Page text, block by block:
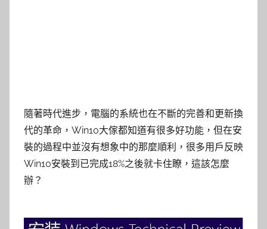
隨著時代進步，電腦的系統也在不斷的完善和更新換
代的革命，Win10大傢都知道有很多好功能，但在安
裝的過程中並沒有想象中的那麼順利，很多用戶反映
Win10安裝到已完成18%之後就卡住瞭，這該怎麼
辦？